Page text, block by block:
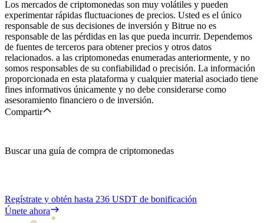
Los mercados de criptomonedas son muy volátiles y pueden
experimentar rápidas fluctuaciones de precios. Usted es el único
responsable de sus decisiones de inversión y Bitrue no es
responsable de las pérdidas en las que pueda incurrir. Dependemos
de fuentes de terceros para obtener precios y otros datos
relacionados. a las criptomonedas enumeradas anteriormente, y no
somos responsables de su confiabilidad o precisión. La información
proporcionada en esta plataforma y cualquier material asociado tiene
fines informativos únicamente y no debe considerarse como
asesoramiento financiero o de inversión.
Compartir
Buscar una guía de compra de criptomonedas
Regístrate y obtén hasta 236 USDT de bonificación
Únete ahora